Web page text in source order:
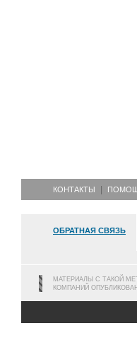
КОНТАКТЫ
ОБРАТНАЯ СВЯЗЬ
МАТЕРИАЛЫ С ТАКОЙ
КОМПАНИЙ